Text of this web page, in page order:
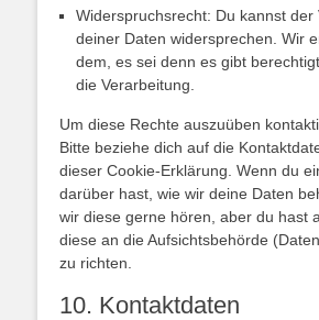
Widerspruchsrecht: Du kannst der
deiner Daten widersprechen. Wir
dem, es sei denn es gibt
die Verarbeitung.
Um diese Rechte auszuüben
Bitte beziehe dich auf die
dieser Cookie-Erklärung. Wenn du
darüber hast, wie wir deine Daten
wir diese gerne hören, aber du hast
diese an die Aufsichtsbehörde
zu richten.
10. Kontaktdaten